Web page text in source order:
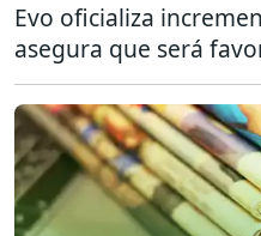
Evo oficializa
asegura que será